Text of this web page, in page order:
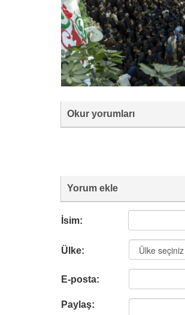
Okur yorumları
Yorum ekle
İsim:
Ülke:
E-posta:
Paylaş: